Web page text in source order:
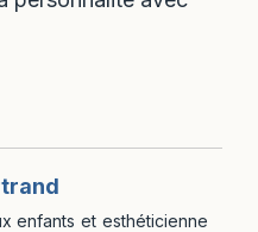
enfants et esthéticienne